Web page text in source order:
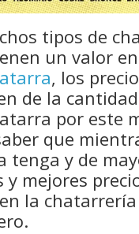
tipos de
un valor
, los
de la
por este
que
tenga y de
y mejores
la chatarrería